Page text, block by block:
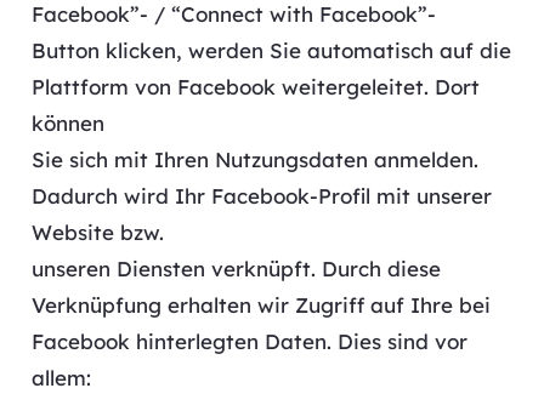
Facebook”- / “Connect with Facebook”-
Button klicken, werden Sie automatisch auf die
Plattform von Facebook weitergeleitet. Dort
können
Sie sich mit Ihren Nutzungsdaten anmelden.
Dadurch wird Ihr Facebook-Profil mit unserer
Website bzw.
unseren Diensten verknüpft. Durch diese
Verknüpfung erhalten wir Zugriff auf Ihre bei
Facebook hinterlegten Daten. Dies sind vor
allem: